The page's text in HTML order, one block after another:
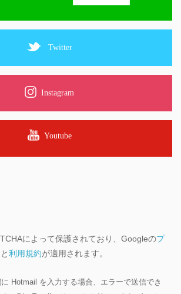
Twitter
Instagram
Youtube
によって保護されており、Googleのプ
と利用規約が適用されます。
Hotmail を入力する場合、エラーで送信でき